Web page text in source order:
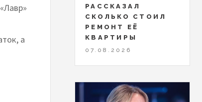
а
РАССКАЗАЛ
СКОЛЬКО СТОИЛ
РЕМОНТ ЕЁ
КВАРТИРЫ
07.08.2026